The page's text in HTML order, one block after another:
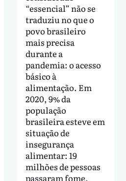
“essencial” não se
traduziu no que o
povo brasileiro
mais precisa
durante a
pandemia: o acesso
básico à
alimentação. Em
2020, 9% da
população
brasileira esteve em
situação de
insegurança
alimentar: 19
milhões de pessoas
passaram fome,